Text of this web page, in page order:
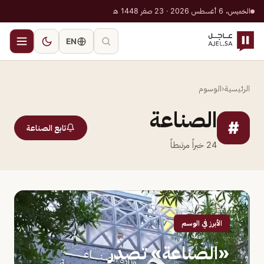
الخميس، 6 أغسطس 2026 · 23 صفر 1448 هـ
EN
الرئيسية‹الوسوم
# الصناعة
24 خبراً مرتبطاً
تابع الصناعة
الأبرز في الوسم
«الصناعة» تصدر